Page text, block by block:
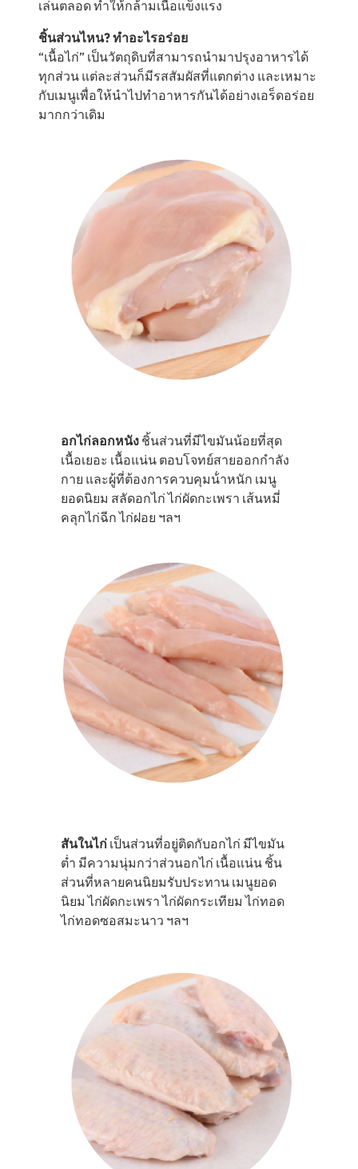
เล่นตลอด ทำให้กล้ามเนื้อแข็งแรง
ชิ้นส่วนไหน? ทำอะไรอร่อย
“เนื้อไก่” เป็นวัตถุดิบที่สามารถนำมาปรุงอาหารได้
ทุกส่วน แต่ละส่วนก็มีรสสัมผัสที่แตกต่าง และเหมาะ
กับเมนูเพื่อให้นำไปทำอาหารกันได้อย่างเอร็ดอร่อย
มากกว่าเดิม
อกไก่ลอกหนัง ชิ้นส่วนที่มีไขมันน้อยที่สุด
เนื้อเยอะ เนื้อแน่น ตอบโจทย์สายออกกำลัง
กาย และผู้ที่ต้องการควบคุมน้ําหนัก เมนู
ยอดนิยม สลัดอกไก่ ไก่ผัดกะเพรา เส้นหมี่
คลุกไก่ฉีก ไก่ฝอย ฯลฯ
สันในไก่ เป็นส่วนที่อยู่ติดกับอกไก่ มีไขมัน
ตํ่า มีความนุ่มกว่าส่วนอกไก่ เนื้อแน่น ชิ้น
ส่วนที่หลายคนนิยมรับประทาน เมนูยอด
นิยม ไก่ผัดกะเพรา ไก่ผัดกระเทียม ไก่ทอด
ไก่ทอดซอสมะนาว ฯลฯ